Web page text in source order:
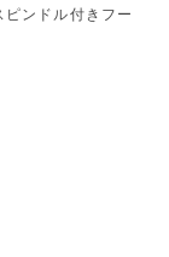
ンドル付きフー